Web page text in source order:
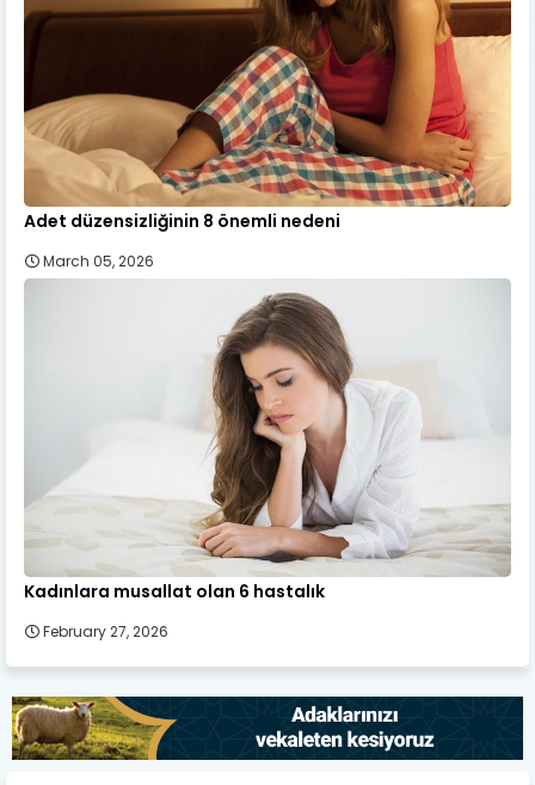
Adet düzensizliğinin 8 önemli nedeni
March 05, 2026
Kadınlara musallat olan 6 hastalık
February 27, 2026